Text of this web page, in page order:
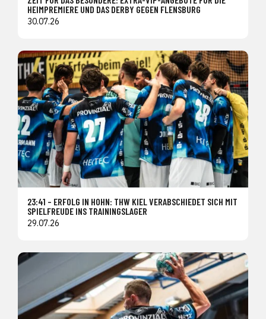
HEIMPREMIERE UND DAS DERBY GEGEN FLENSBURG
30.07.26
23:41 – ERFOLG IN HOHN: THW KIEL VERABSCHIEDET SICH MIT
SPIELFREUDE INS TRAININGSLAGER
29.07.26